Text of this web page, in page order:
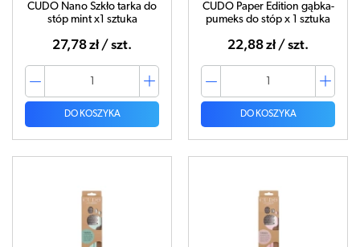
CUDO Nano Szkło tarka do
stóp mint x1 sztuka
27,78 zł / szt.
DO KOSZYKA
CUDO Paper Edition gąbka-
pumeks do stóp x 1 sztuka
22,88 zł / szt.
DO KOSZYKA